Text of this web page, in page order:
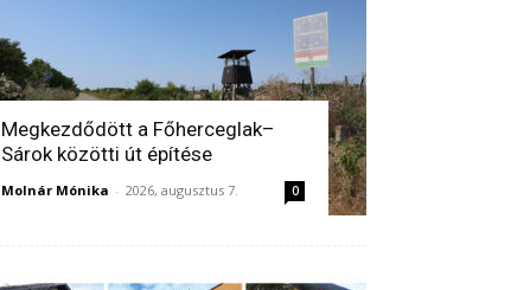
Megkezdődött a Főherceglak–
Sárok közötti út építése
Molnár Mónika - 2026, augusztus 7. 0